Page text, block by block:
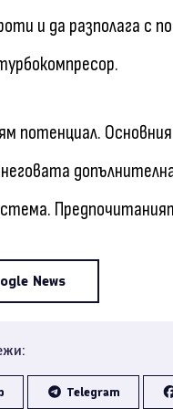
и да разполага с
потенциал.
News
Telegram